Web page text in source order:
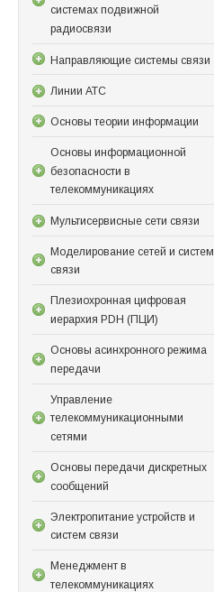
системах подвижной
радиосвязи
Направляющие системы связи
Линии АТС
Основы теории информации
Основы информационной
безопасности в
телекоммуникациях
Мультисервисные сети связи
Моделирование сетей и систем
связи
Плезиохронная цифровая
иерархия PDH (ПЦИ)
Основы асинхронного режима
передачи
Управление
телекоммуникационными
сетями
Основы передачи дискретных
сообщений
Электропитание устройств и
систем связи
Менеджмент в
телекоммуникациях